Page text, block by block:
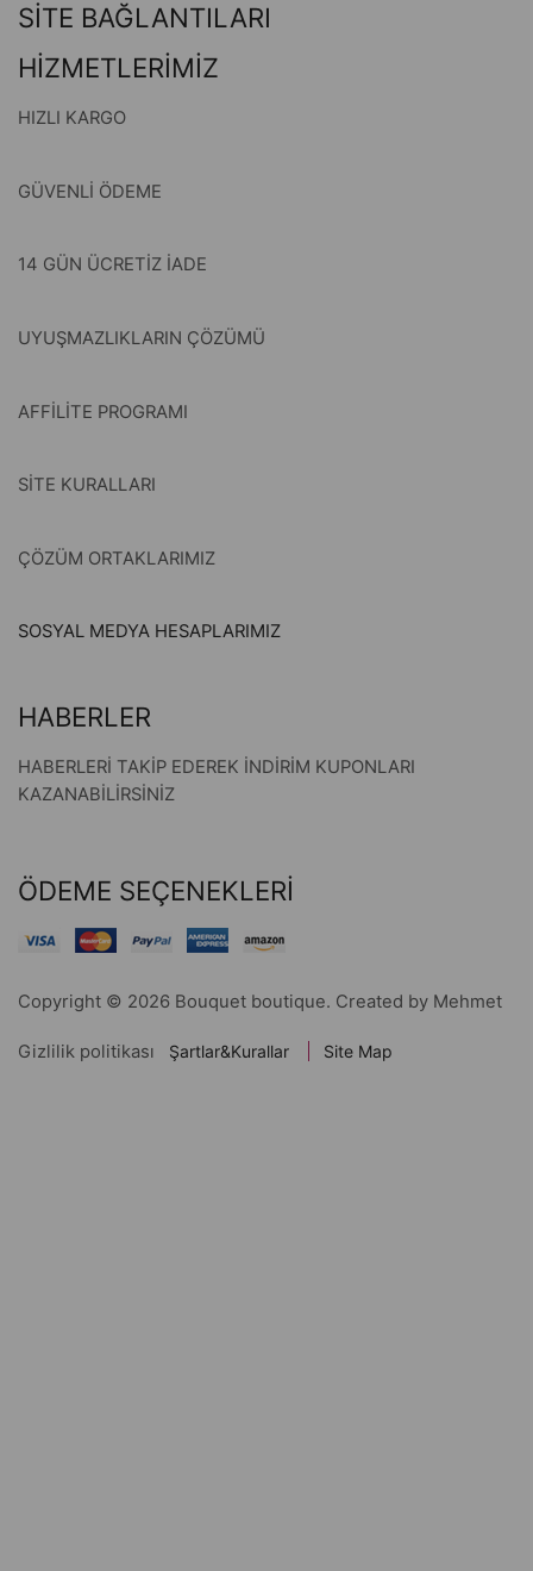
SİTE BAĞLANTILARI
HİZMETLERİMİZ
HIZLI KARGO
GÜVENLİ ÖDEME
14 GÜN ÜCRETİZ İADE
UYUŞMAZLIKLARIN ÇÖZÜMÜ
AFFİLİTE PROGRAMI
SİTE KURALLARI
ÇÖZÜM ORTAKLARIMIZ
SOSYAL MEDYA HESAPLARIMIZ
HABERLER
HABERLERİ TAKİP EDEREK İNDİRİM KUPONLARI
KAZANABİLİRSİNİZ
ÖDEME SEÇENEKLERİ
Copyright © 2026 Bouquet boutique. Created by Mehmet
Gizlilik politikası Şartlar&Kurallar Site Map